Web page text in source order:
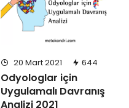
20 Mart 2021 644
Odyologlar için
Uygulamalı Davranış
Analizi 2021